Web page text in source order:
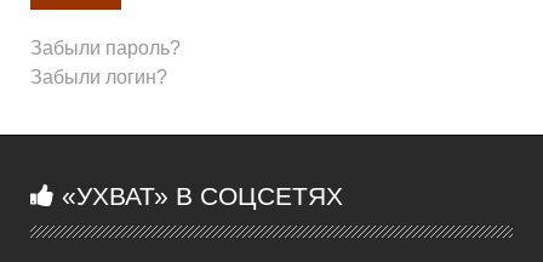
Забыли пароль?
Забыли логин?
«УХВАТ» В СОЦСЕТЯХ